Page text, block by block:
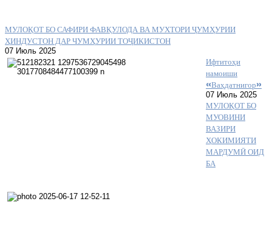
МУЛОҚОТ БО САФИРИ ФАВҚУЛОДА ВА МУХТОРИ ҶУМҲУРИИ
ҲИНДУСТОН ДАР ЧУМҲУРИИ ТОҶИКИСТОН
07 Июль 2025
Ифтитоҳи
намоиши
«Ваҳдатнигор»
07 Июль 2025
МУЛОҚОТ БО
МУОВИНИ
ВАЗИРИ
ҲОКИМИЯТИ
МАРДУМӢ ОИД
БА